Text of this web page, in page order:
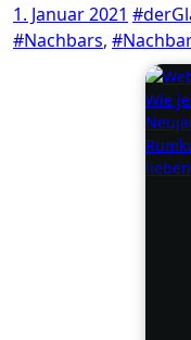
1. Januar 2021
#Nachbars,
Wie